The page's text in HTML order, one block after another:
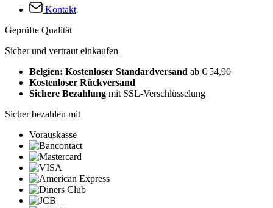
Kontakt
Geprüfte Qualität
Sicher und vertraut einkaufen
Belgien: Kostenloser Standardversand ab € 54,90
Kostenloser Rückversand
Sichere Bezahlung mit SSL-Verschlüsselung
Sicher bezahlen mit
Vorauskasse